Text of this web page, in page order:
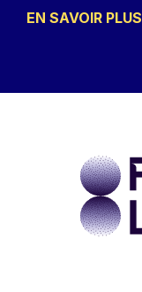
EN SAVOIR PLUS